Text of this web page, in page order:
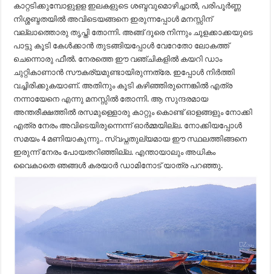
കാറ്റടിക്കുമ്പോളുളള ഇലകളുടെ ശബ്ദവുമൊഴിച്ചാൽ, പരിപൂർണ്ണ
നിശ്ശബ്ദതയിൽ അവിടെയങ്ങനെ ഇരുന്നപ്പോൾ മനസ്സിന്
വല്ലാത്തൊരു തൃപ്തി തോന്നി. അങ്ങ് ദൂരെ നിന്നും ചൂളക്കാക്കയുടെ
പാട്ടു കൂടി കേൾക്കാൻ തുടങ്ങിയപ്പോൾ വേറേതോ ലോകത്ത്
ചെന്നൊരു ഫീൽ. നേരത്തെ ഈ വഞ്ചികളിൽ കയറി ഡാം
ചുറ്റികാണാൻ സൗകര്യമുണ്ടായിരുന്നത്രേ. ഇപ്പോൾ നിർത്തി
വച്ചിരിക്കുകയാണ്. അതിനും കൂടി കഴിഞ്ഞിരുന്നെങ്കിൽ എത്ര
നന്നായേനെ എന്നു മനസ്സിൽ തോന്നി. ആ സുന്ദരമായ
അന്തരീക്ഷത്തിൽ രസമുള്ളൊരു കാറ്റും കൊണ്ട് ഓളങ്ങളും നോക്കി
എത്ര നേരം അവിടെയിരുന്നെന്ന് ഓർമ്മയില്ല. നോക്കിയപ്പോൾ
സമയം 4 മണിയാകുന്നു.. സ്വപ്നതുല്യമായ ഈ സ്ഥലത്തിങ്ങനെ
ഇരുന്ന് നേരം പോയതറിഞ്ഞില്ല. എന്തായാലും അധികം
വൈകാതെ ഞങ്ങൾ കരയാർ ഡാമിനോട് യാത്ര പറഞ്ഞു.